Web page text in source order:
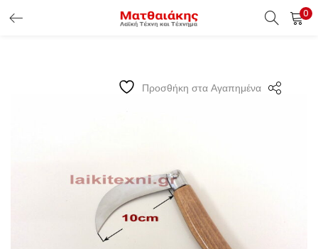
0
Προσθήκη στα Αγαπημένα
ΕΊΣΟΔΟΣ ΠΕΛΑΤΏΝ
Υπενθύμιση κωδικού
Είσοδος Πελατών